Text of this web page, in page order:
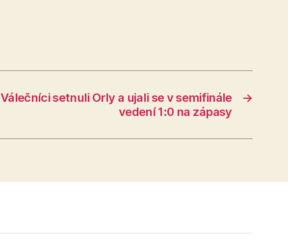
→
Válečníci setnuli Orly a ujali se v semifinále
vedení 1:0 na zápasy